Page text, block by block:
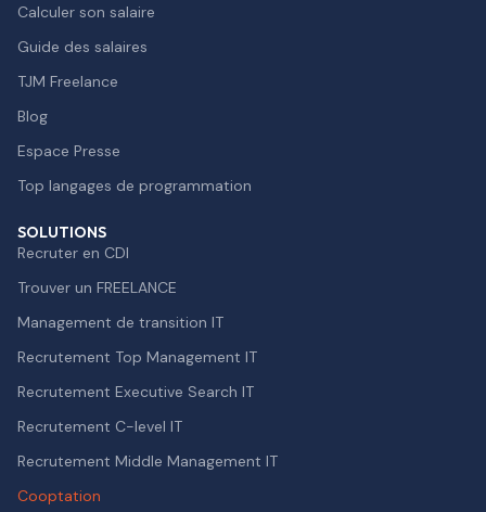
Calculer son salaire
Guide des salaires
TJM Freelance
Blog
Espace Presse
Top langages de programmation
SOLUTIONS
Recruter en CDI
Trouver un FREELANCE
Management de transition IT
Recrutement Top Management IT
Recrutement Executive Search IT
Recrutement C-level IT
Recrutement Middle Management IT
Cooptation